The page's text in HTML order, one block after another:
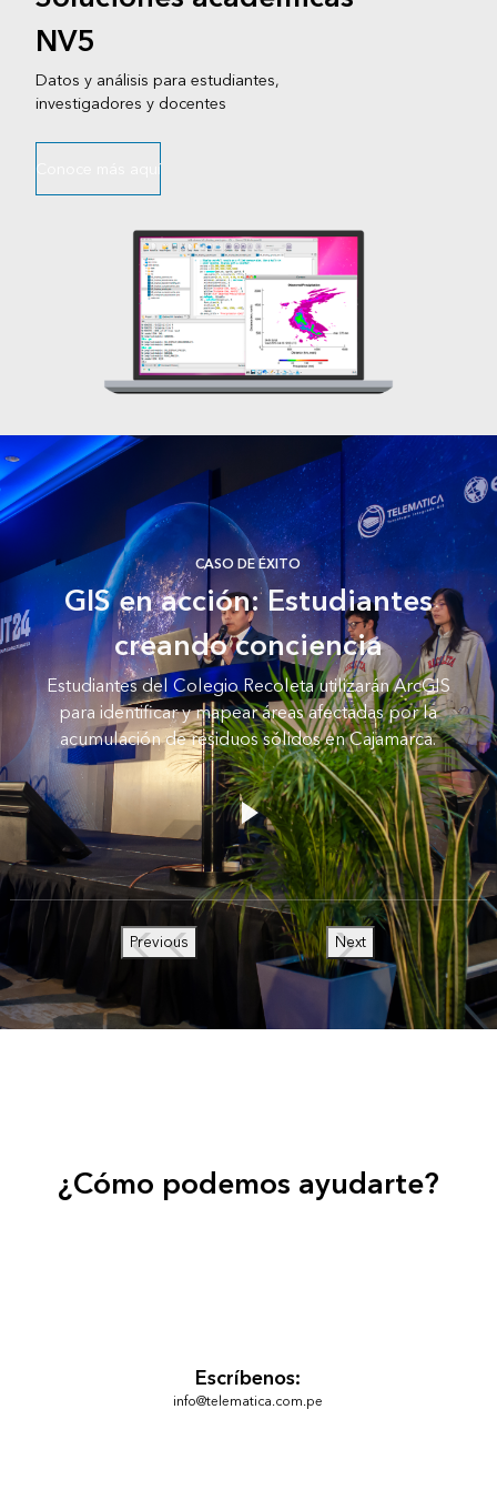
NV5
Datos y análisis para estudiantes,
investigadores y docentes
Conoce más aquí
CASO DE ÉXITO
GIS en acción: Estudiantes
creando conciencia
Estudiantes del Colegio Recoleta utilizarán ArcGIS
para identificar y mapear áreas afectadas por la
acumulación de residuos sólidos en Cajamarca.
Previous Next
¿Cómo podemos ayudarte?
Escríbenos:
info@telematica.com.pe